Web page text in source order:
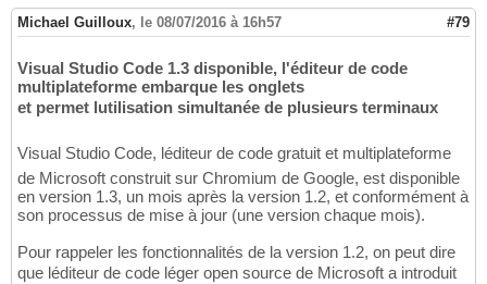
Michael Guilloux, le 08/07/2016 à 16h57 #79
Visual Studio Code 1.3 disponible, l'éditeur de code
multiplateforme embarque les onglets
et permet lutilisation simultanée de plusieurs terminaux
Visual Studio Code, léditeur de code gratuit et multiplateforme
de Microsoft construit sur Chromium de Google, est disponible
en version 1.3, un mois après la version 1.2, et conformément à
son processus de mise à jour (une version chaque mois).
Pour rappeler les fonctionnalités de la version 1.2, on peut dire
que léditeur de code léger open source de Microsoft a introduit